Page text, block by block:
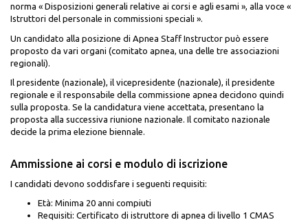
norma « Disposizioni generali relative ai corsi e agli esami », alla voce «
Istruttori del personale in commissioni speciali ».
Un candidato alla posizione di Apnea Staff Instructor può essere
proposto da vari organi (comitato apnea, una delle tre associazioni
regionali).
Il presidente (nazionale), il vicepresidente (nazionale), il presidente
regionale e il responsabile della commissione apnea decidono quindi
sulla proposta. Se la candidatura viene accettata, presentano la
proposta alla successiva riunione nazionale. Il comitato nazionale
decide la prima elezione biennale.
Ammissione ai corsi e modulo di iscrizione
I candidati devono soddisfare i seguenti requisiti:
Età: Minima 20 anni compiuti
Requisiti: Certificato di istruttore di apnea di livello 1 CMAS